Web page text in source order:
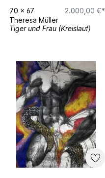
70 x 67
2.000,00 €*
Theresa Müller
Tiger und Frau (Kreislauf)